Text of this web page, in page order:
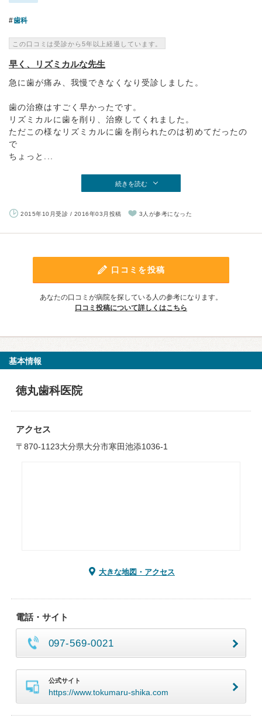
歯科
この口コミは受診から5年以上経過しています。
早く、リズミカルな先生
急に歯が痛み、我慢できなくなり受診しました。
歯の治療はすごく早かったです。
リズミカルに歯を削り、治療してくれました。
ただこの様なリズミカルに歯を削られたのは初めてだったの
で
ちょっと...
続きを読む
2015年10月受診 / 2016年03月投稿 3人が参考になった
口コミを投稿
あなたの口コミが病院を探している人の参考になります。
口コミ投稿について詳しくはこちら
基本情報
徳丸歯科医院
アクセス
〒870-1123大分県大分市寒田池添1036-1
大きな地図・アクセス
電話・サイト
097-569-0021
公式サイト
https://www.tokumaru-shika.com